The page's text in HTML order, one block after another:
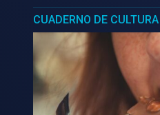
CUADERNO DE